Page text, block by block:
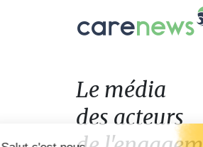
Le
acteurs
de
l'engagement
Le média
des acteurs